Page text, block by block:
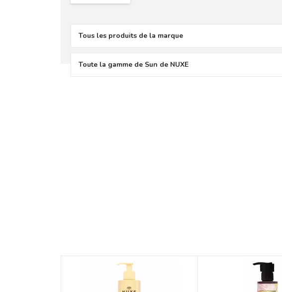
Tous les produits de la marque
Toute la gamme de Sun de NUXE